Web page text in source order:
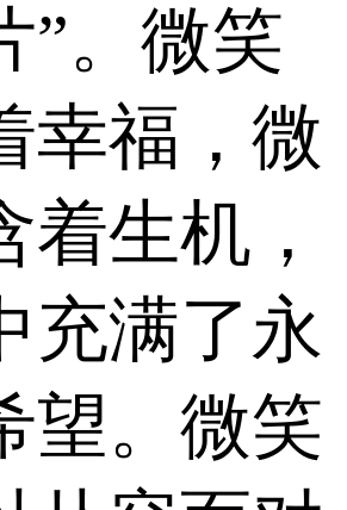
”。微笑
幸福，微
着生机，
充满了永
望。微笑